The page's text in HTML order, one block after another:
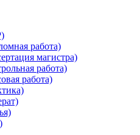
работа)
магистра)
работа)
работа)